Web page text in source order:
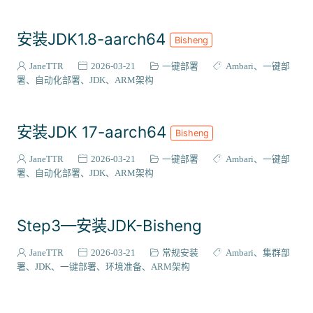
安装JDK1.8-aarch64 Bisheng
JaneTTR 2026-03-21 一键部署 Ambari
一键部
署
自动化部署 JDK ARM架构
安装JDK 17-aarch64 Bisheng
JaneTTR 2026-03-21 一键部署 Ambari
一键部
署
自动化部署 JDK ARM架构
Step3—安装JDK-Bisheng
JaneTTR 2026-03-21 常规安装 Ambari
集群部
署
JDK 一键部署 环境准备 ARM架构